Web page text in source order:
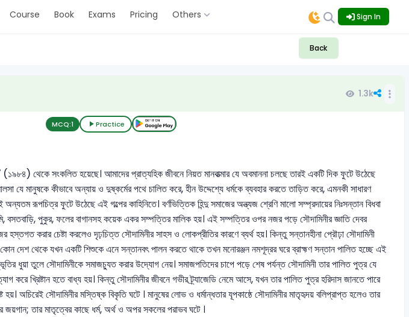
Course Book Exams Pricing Others Sign In
Back
1.3k
MCQ:1 Practice
(১৯৮৪) থেকে সংকলিত হয়েছে। আমাদের প্রাত্যহিক জীবনে নিয়ত মানবাত্মার যে অবমাননা চলছে তারই একটি দিক ফুটে উঠেছে
যে মানুষকে কীভাবে অন্যায় ও দুষ্কর্মের পথে চালিত করে, হীন উদ্দেশ্যে ধর্মকে ব্যবহার করতে তাড়িত করে, এমনকী সাধারণ
রূপচিত্র ফুটে উঠেছে এই গল্পের কাহিনিতে। বর্ণভিত্তিক হিন্দু সমাজের অন্ত্যজ শ্রেণি মালো সম্প্রদায়ের নিঃসন্তান বিধবা
বসতবাড়ি, পুকুর, ফলের বাগানসহ কয়েক একর সম্পত্তির মালিক হয়। এই সম্পত্তির ওপর নজর পড়ে সৌদামিনীর জ্ঞাতি দেবর
করার চেষ্টা করলেও দৃঢ়চিত্ত সৌদামিনীর সাহস ও লোকপ্রীতির কারণে ব্যর্থ হয়। কিন্তু সন্তানহীনা প্রৌঢ়া সৌদামিনী
দেশ থেকে যখন একটি শিশুকে এনে সন্তানবৎ পালন করতে থাকে তখন মনোরঞ্জন নমশূদ্রর ঘরে ব্রাহ্মণ সন্তান পালিত হচ্ছে এই
ধুয়া তুলে সৌদামিনীকে সমাজচ্যুত করার উদ্যোগ নেয়। সমাজপতিদের চাপে পড়ে শেষ পর্যন্ত সৌদামিনী তার পালিত পুত্র যে
খ্রিষ্টান হতে বাধ্য হয়। কিন্তু সৌদামিনীর জীবনে গভীর ট্র্যাজেডি নেমে আসে, যখন তার পালিত পুত্র হরিদাস জানতে পারে
অচিরেই সৌদামিনীর মস্তিষ্ক বিকৃতি ঘটে । মানুষের লোভ ও ধর্মান্ধতার যূপকাষ্ঠে সৌদামিনীর মাতৃহৃদয় বলিপ্রাপ্ত হলেও তার
জয়গান; তার মাতৃত্বের কাছে ধর্ম, অর্থ ও অপর সকলের পরাভব ঘটে ।